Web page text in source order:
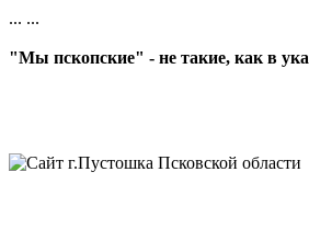
... ...
"Мы пскопские" - не такие, как в